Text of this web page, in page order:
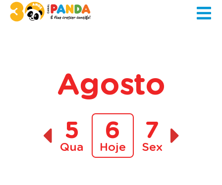
Agosto
5
Qua
6
Hoje
7
Sex